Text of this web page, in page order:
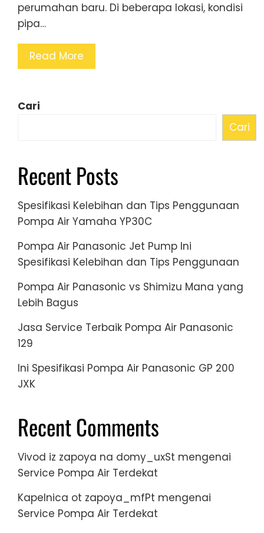
perumahan baru. Di beberapa lokasi, kondisi
pipa…
Read More
Cari
Cari
Recent Posts
Spesifikasi Kelebihan dan Tips Penggunaan
Pompa Air Yamaha YP30C
Pompa Air Panasonic Jet Pump Ini
Spesifikasi Kelebihan dan Tips Penggunaan
Pompa Air Panasonic vs Shimizu Mana yang
Lebih Bagus
Jasa Service Terbaik Pompa Air Panasonic
129
Ini Spesifikasi Pompa Air Panasonic GP 200
JXK
Recent Comments
Vivod iz zapoya na domy_uxSt mengenai
Service Pompa Air Terdekat
Kapelnica ot zapoya_mfPt mengenai
Service Pompa Air Terdekat